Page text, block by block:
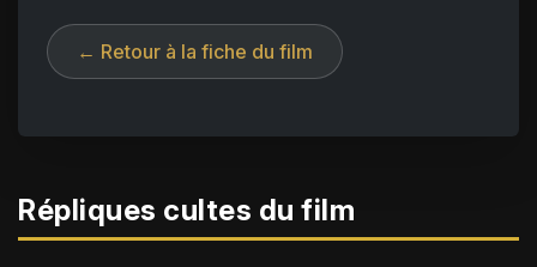
← Retour à la fiche du film
Répliques cultes du film